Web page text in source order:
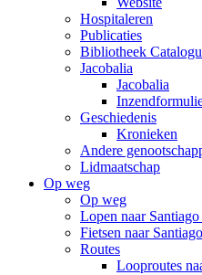
Hospitaleren
Publicaties
Bibliotheek
Jacobalia
Jacobalia
Geschiedenis
Kronieken
Andere
Lidmaatschap
Op weg
Op weg
Lopen naar
Fietsen naar
Routes
Looproutes